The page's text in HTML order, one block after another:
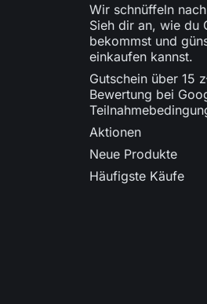
Wir schnüffeln
Sieh dir an, wie du
bekommst und
einkaufen kannst.
Gutschein über 15
Bewertung bei
Aktionen
Neue Produkte
Häufigste Käufe